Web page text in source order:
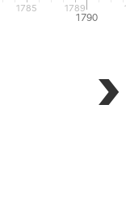
1790
1785 1789